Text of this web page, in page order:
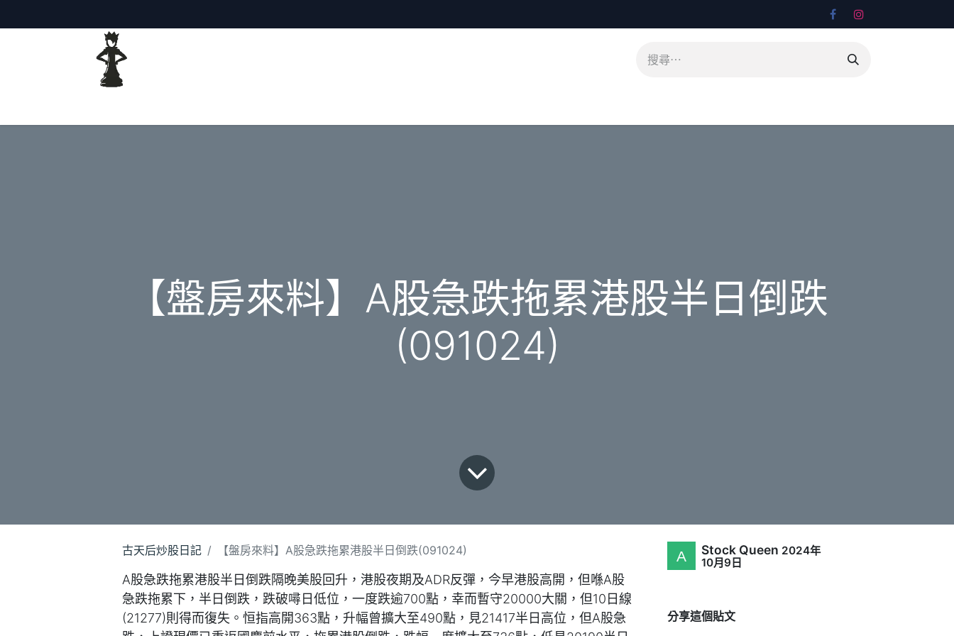
【盤房來料】A股急跌拖累港股半日倒跌
(091024)
古天后炒股日記 【盤房來料】A股急跌拖累港股半日倒跌(091024)
A股急跌拖累港股半日倒跌隔晚美股回升，港股夜期及ADR反彈，今早港股高開，但喺A股
急跌拖累下，半日倒跌，跌破噚日低位，一度跌逾700點，幸而暫守20000大關，但10日線
(21277)則得而復失。恒指高開363點，升幅曾擴大至490點，見21417半日高位，但A股急
Stock Queen 2024年
10月9日
分享這個貼文